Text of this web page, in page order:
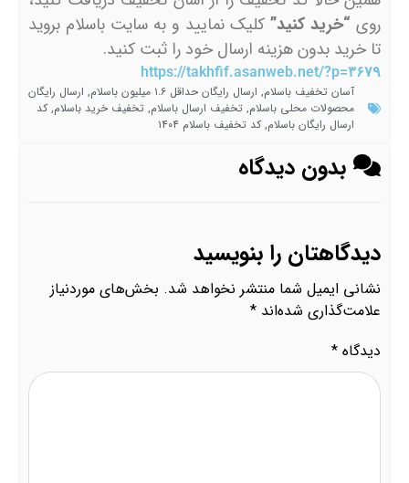
روی “خرید کنید” کلیک نمایید و به سایت باسلام بروید
تا خرید بدون هزینه ارسال خود را ثبت کنید.
https://takhfif.asanweb.net/?p=۳۶۷۹
آسان تخفیف باسلام, ارسال رایگان حداقل ۱.۶ میلیون باسلام , ارسال رایگان
محصولات محلی باسلام, تخفیف ارسال باسلام, تخفیف خرید باسلام,کد
ارسال رایگان باسلام,کد تخفیف باسلام ۱۴۰۴
بدون دیدگاه
دیدگاهتان را بنویسید
نشانی ایمیل شما منتشر نخواهد شد. بخش‌های موردنیاز
علامت‌گذاری شده‌اند *
دیدگاه *